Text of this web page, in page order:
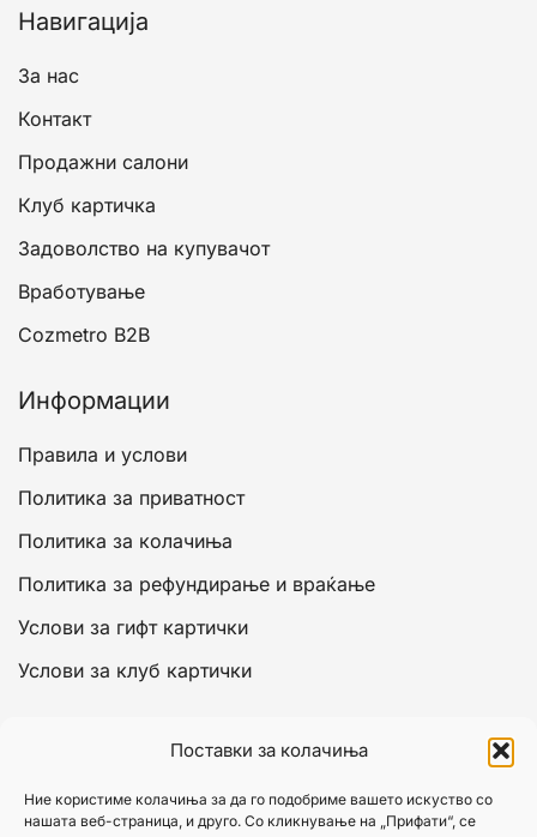
Поставки за колачиња
Ние користиме колачиња за да го подобриме вашето искуство со
нашата веб-страница, и друго. Со кликнување на „Прифати“, се
Навигација
За нас
Контакт
Продажни салони
Клуб картичка
Задоволство на купувачот
Вработување
Cozmetro B2B
Информации
Правила и услови
Политика за приватност
Политика за колачиња
Политика за рефундирање и враќање
Услови за гифт картички
Услови за клуб картички
Моја сметка